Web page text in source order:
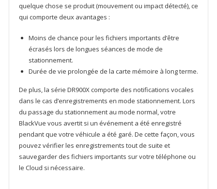
quelque chose se produit (mouvement ou impact détecté), ce
qui comporte deux avantages :
Moins de chance pour les fichiers importants d’être
écrasés lors de longues séances de mode de
stationnement.
Durée de vie prolongée de la carte mémoire à long terme.
De plus, la série DR900X comporte des notifications vocales
dans le cas d’enregistrements en mode stationnement. Lors
du passage du stationnement au mode normal, votre
BlackVue vous avertit si un événement a été enregistré
pendant que votre véhicule a été garé. De cette façon, vous
pouvez vérifier les enregistrements tout de suite et
sauvegarder des fichiers importants sur votre téléphone ou
le Cloud si nécessaire.